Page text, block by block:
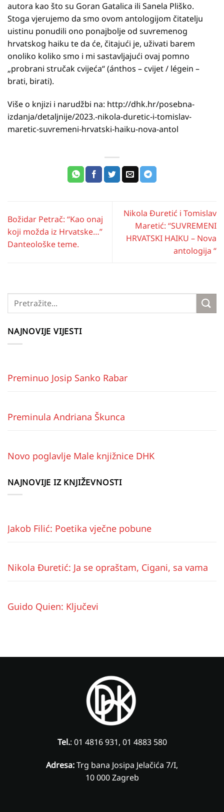
autora kao što su Goran Gatalica ili Sanela Pliško.
Stoga vjerujemo da smo ovom antologijom čitatelju
uistinu ponudili ono ponajbolje od suvremenog
hrvatskog haiku te da će, čitajući je, uživati barem
onoliko koliko smo i mi sastavljajući ovaj pomno
„probrani stručak cvijeća“ (ánthos – cvijet / légein –
brati, birati).
Više o knjizi i narudžbi na: http://dhk.hr/posebna-
izdanja/detaljnije/2023.-nikola-duretic-i-tomislav-
maretic-suvremeni-hrvatski-haiku-nova-antol
Božidar Petrač: “Kao onaj
koji možda iz Hrvatske…”
Danteološke teme.
Nikola Đuretić i Tomislav
Maretić: “SUVREMENI
HRVATSKI HAIKU – Nova
antologija “
NAJNOVIJE VIJESTI
Preminuo Josip Sanko Rabar
Preminula Andriana Škunca
Novo poglavlje Male knjižnice DHK
NAJNOVIJE IZ KNJIŽEVNOSTI
Jakob Filić: Poetika vječne pobune
Nikola Đuretić: Ja se opraštam, Cigani, sa vama
Guido Quien: Ključevi
Tel.: 01 4816 931, 01 4883 580
Adresa:Trg bana Josipa Jelačića 7/I,
10 000 Zagreb